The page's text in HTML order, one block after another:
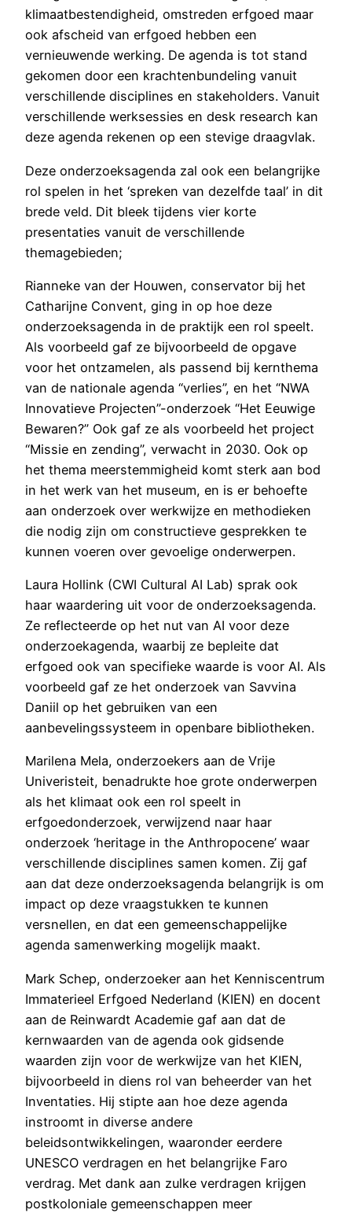
klimaatbestendigheid, omstreden erfgoed maar
ook afscheid van erfgoed hebben een
vernieuwende werking. De agenda is tot stand
gekomen door een krachtenbundeling vanuit
verschillende disciplines en stakeholders. Vanuit
verschillende werksessies en desk research kan
deze agenda rekenen op een stevige draagvlak.
Deze onderzoeksagenda zal ook een belangrijke
rol spelen in het ‘spreken van dezelfde taal’ in dit
brede veld. Dit bleek tijdens vier korte
presentaties vanuit de verschillende
themagebieden;
Rianneke van der Houwen, conservator bij het
Catharijne Convent, ging in op hoe deze
onderzoeksagenda in de praktijk een rol speelt.
Als voorbeeld gaf ze bijvoorbeeld de opgave
voor het ontzamelen, als passend bij kernthema
van de nationale agenda “verlies”, en het “NWA
Innovatieve Projecten”-onderzoek “Het Eeuwige
Bewaren?” Ook gaf ze als voorbeeld het project
“Missie en zending”, verwacht in 2030. Ook op
het thema meerstemmigheid komt sterk aan bod
in het werk van het museum, en is er behoefte
aan onderzoek over werkwijze en methodieken
die nodig zijn om constructieve gesprekken te
kunnen voeren over gevoelige onderwerpen.
Laura Hollink (CWI Cultural AI Lab) sprak ook
haar waardering uit voor de onderzoeksagenda.
Ze reflecteerde op het nut van AI voor deze
onderzoekagenda, waarbij ze bepleite dat
erfgoed ook van specifieke waarde is voor AI. Als
voorbeeld gaf ze het onderzoek van Savvina
Daniil op het gebruiken van een
aanbevelingssysteem in openbare bibliotheken.
Marilena Mela, onderzoekers aan de Vrije
Univeristeit, benadrukte hoe grote onderwerpen
als het klimaat ook een rol speelt in
erfgoedonderzoek, verwijzend naar haar
onderzoek ‘heritage in the Anthropocene’ waar
verschillende disciplines samen komen. Zij gaf
aan dat deze onderzoeksagenda belangrijk is om
impact op deze vraagstukken te kunnen
versnellen, en dat een gemeenschappelijke
agenda samenwerking mogelijk maakt.
Mark Schep, onderzoeker aan het Kenniscentrum
Immaterieel Erfgoed Nederland (KIEN) en docent
aan de Reinwardt Academie gaf aan dat de
kernwaarden van de agenda ook gidsende
waarden zijn voor de werkwijze van het KIEN,
bijvoorbeeld in diens rol van beheerder van het
Inventaties. Hij stipte aan hoe deze agenda
instroomt in diverse andere
beleidsontwikkelingen, waaronder eerdere
UNESCO verdragen en het belangrijke Faro
verdrag. Met dank aan zulke verdragen krijgen
postkoloniale gemeenschappen meer